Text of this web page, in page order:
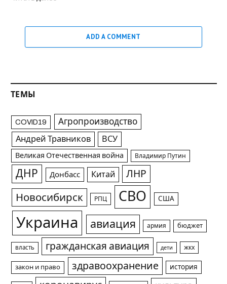
ADD A COMMENT
ТЕМЫ
COVID19 Агропроизводство
Андрей Травников ВСУ
Великая Отечественная война Владимир Путин
ДНР Донбасс Китай ЛНР
Новосибирск РПЦ СВО США
Украина авиация армия бюджет
власть гражданская авиация дети жкх
закон и право здравоохранение история